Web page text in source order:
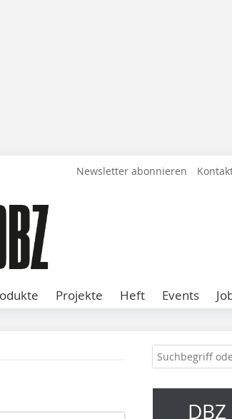
Newsletter abonnieren
Projekte Heft Events